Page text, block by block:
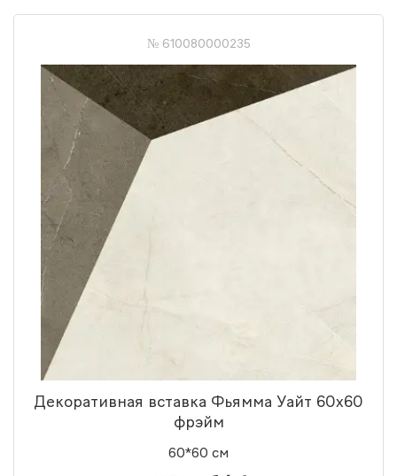
№ 610080000235
Декоративная вставка Фьямма Уайт 60x60
фрэйм
60*60 см